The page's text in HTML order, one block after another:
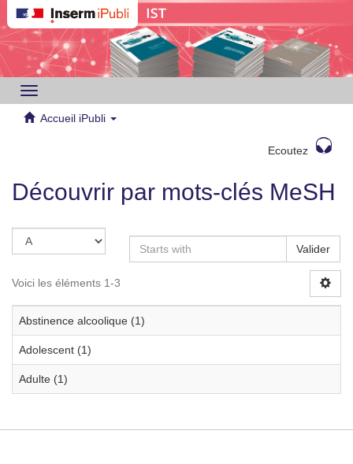
Toggle
navigation
Accueil iPubli
Ecoutez
Découvrir par mots-clés MeSH
Valider
Voici les éléments 1-3
Abstinence alcoolique (1)
Adolescent (1)
Adulte (1)